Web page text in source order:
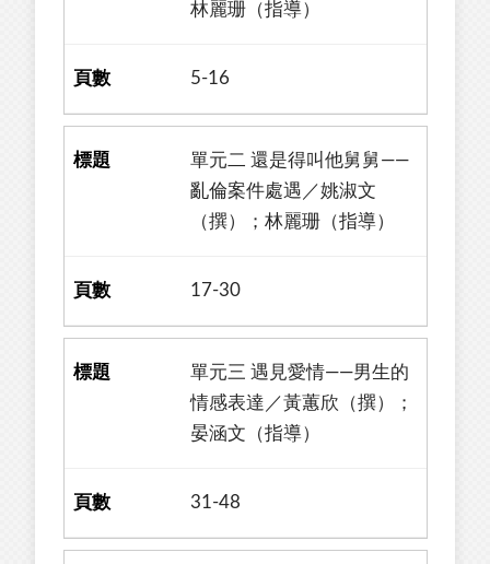
林麗珊（指導）
5-16
單元二 還是得叫他舅舅——
亂倫案件處遇／姚淑文
（撰）；林麗珊（指導）
17-30
單元三 遇見愛情——男生的
情感表達／黃蕙欣（撰）；
晏涵文（指導）
31-48